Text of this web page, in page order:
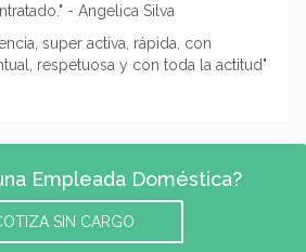
- Angelica Silva
super activa, rápida, con
respetuosa y con toda la actitud"
Empleada Doméstica?
SIN CARGO